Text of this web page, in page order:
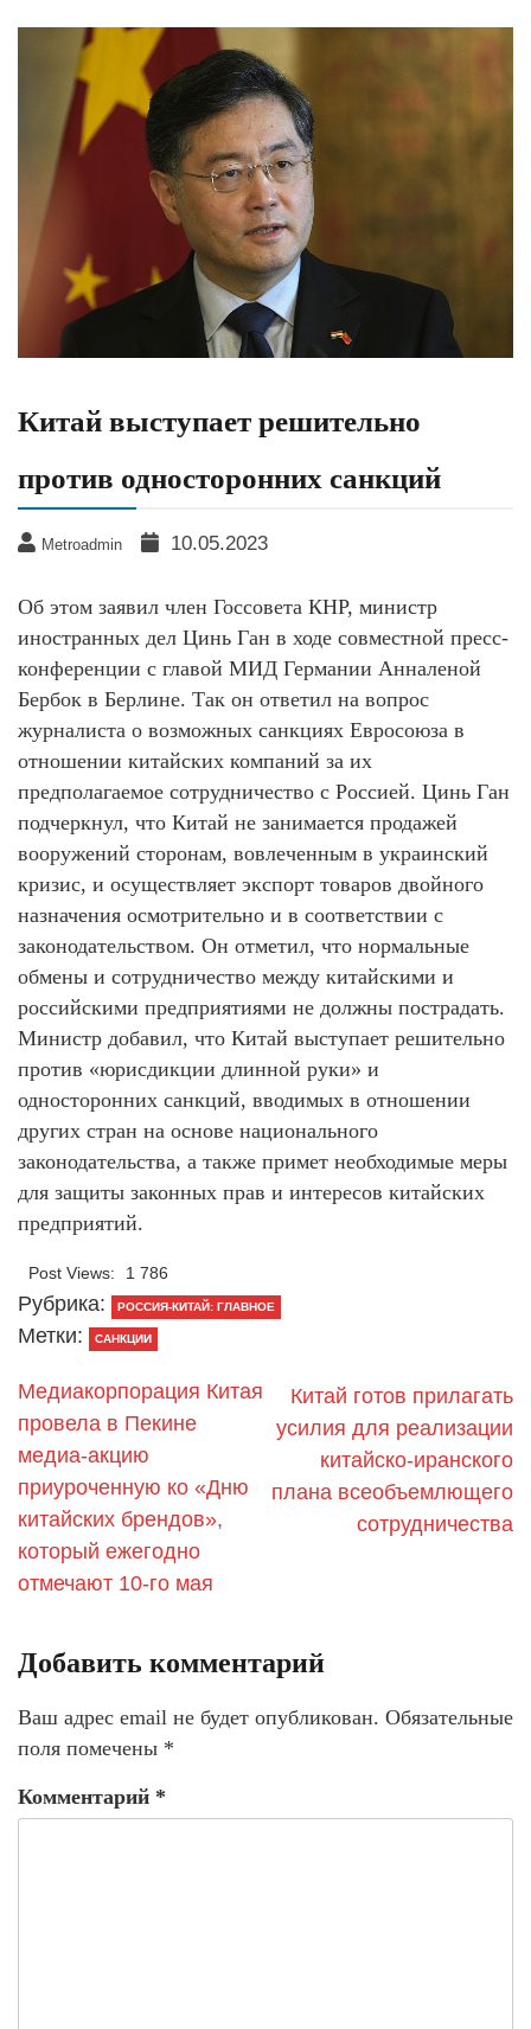
Китай выступает решительно
против односторонних санкций
Metroadmin 10.05.2023
Об этом заявил член Госсовета КНР, министр
иностранных дел Цинь Ган в ходе совместной пресс-
конференции с главой МИД Германии Анналеной
Бербок в Берлине. Так он ответил на вопрос
журналиста о возможных санкциях Евросоюза в
отношении китайских компаний за их
предполагаемое сотрудничество с Россией. Цинь Ган
подчеркнул, что Китай не занимается продажей
вооружений сторонам, вовлеченным в украинский
кризис, и осуществляет экспорт товаров двойного
назначения осмотрительно и в соответствии с
законодательством. Он отметил, что нормальные
обмены и сотрудничество между китайскими и
российскими предприятиями не должны пострадать.
Министр добавил, что Китай выступает решительно
против «юрисдикции длинной руки» и
односторонних санкций, вводимых в отношении
других стран на основе национального
законодательства, а также примет необходимые меры
для защиты законных прав и интересов китайских
предприятий.
Post Views: 1 786
Рубрика: РОССИЯ-КИТАЙ: ГЛАВНОЕ
Метки: САНКЦИИ
Медиакорпорация Китая
провела в Пекине
медиа-акцию
приуроченную ко «Дню
китайских брендов»,
который ежегодно
отмечают 10-го мая
Китай готов прилагать
усилия для реализации
китайско-иранского
плана всеобъемлющего
сотрудничества
Добавить комментарий
Ваш адрес email не будет опубликован. Обязательные
поля помечены *
Комментарий *